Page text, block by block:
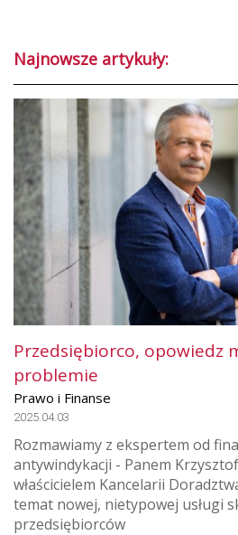
Najnowsze artykuły:
Przedsiębiorco, opowiedz
problemie
Prawo i Finanse
2025.04.03
Rozmawiamy z ekspertem od
antywindykacji - Panem
właścicielem Kancelarii
temat nowej, nietypowej usługi
przedsiębiorców